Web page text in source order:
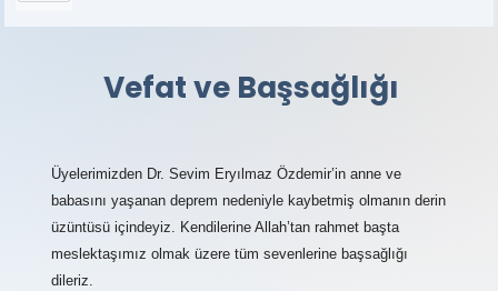
Vefat ve Başsağlığı
Üyelerimizden Dr. Sevim Eryılmaz Özdemir’in anne ve
babasını yaşanan deprem nedeniyle kaybetmiş olmanın derin
üzüntüsü içindeyiz. Kendilerine Allah’tan rahmet başta
meslektaşımız olmak üzere tüm sevenlerine başsağlığı
dileriz.